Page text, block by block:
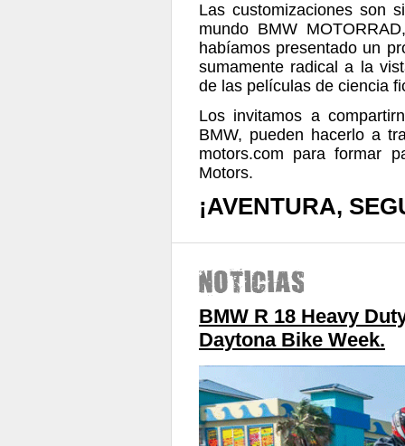
Las customizaciones son
mundo BMW
habíamos presentado un
sumamente radical a la
de las películas de ciencia
Los invitamos a
BMW, pueden hacerlo a
motors.com para formar
Motors.
¡AVENTURA,
BMW R 18 Heavy
Daytona Bike Week.